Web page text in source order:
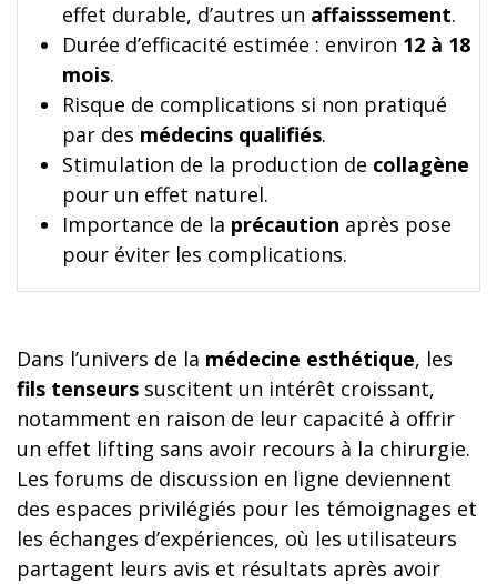
effet durable, d’autres un affaisssement.
Durée d’efficacité estimée : environ 12 à 18
mois.
Risque de complications si non pratiqué
par des médecins qualifiés.
Stimulation de la production de collagène
pour un effet naturel.
Importance de la précaution après pose
pour éviter les complications.
Dans l’univers de la médecine esthétique, les
fils tenseurs suscitent un intérêt croissant,
notamment en raison de leur capacité à offrir
un effet lifting sans avoir recours à la chirurgie.
Les forums de discussion en ligne deviennent
des espaces privilégiés pour les témoignages et
les échanges d’expériences, où les utilisateurs
partagent leurs avis et résultats après avoir